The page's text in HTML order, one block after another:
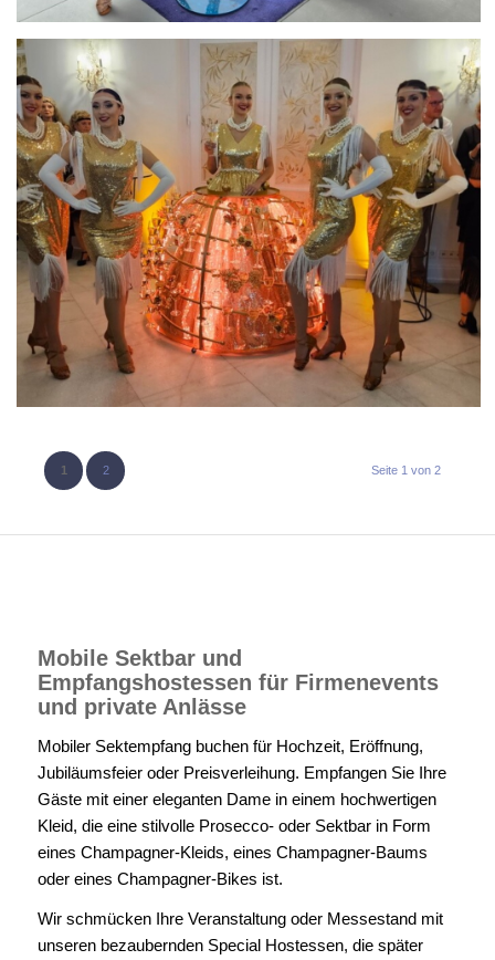
Seite 1 von 2
1 2
Mobile Sektbar und
Empfangshostessen für Firmenevents
und private Anlässe
Mobiler Sektempfang buchen für Hochzeit, Eröffnung,
Jubiläumsfeier oder Preisverleihung. Empfangen Sie Ihre
Gäste mit einer eleganten Dame in einem hochwertigen
Kleid, die eine stilvolle Prosecco- oder Sektbar in Form
eines Champagner-Kleids, eines Champagner-Baums
oder eines Champagner-Bikes ist.
Wir schmücken Ihre Veranstaltung oder Messestand mit
unseren bezaubernden Special Hostessen, die später